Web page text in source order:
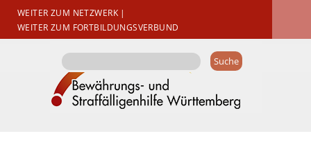
WEITER ZUM NETZWERK|
WEITER ZUM FORTBILDUNGSVERBUND
Suchformular
Suche